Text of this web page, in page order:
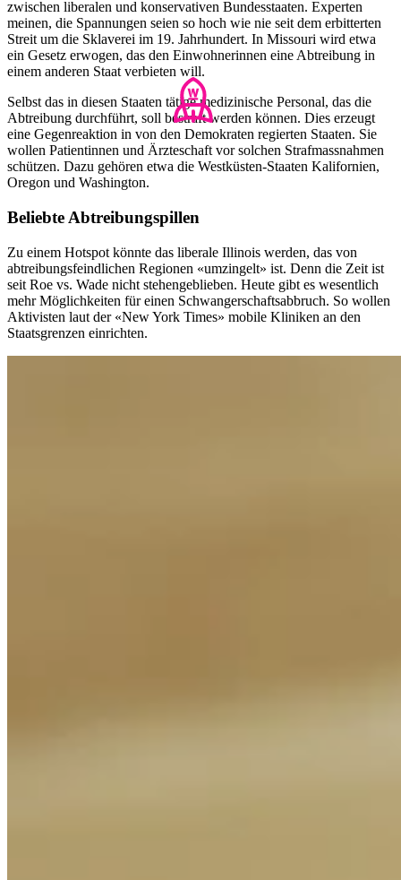
zwischen liberalen und konservativen Bundesstaaten. Experten
meinen, die Spannungen seien so hoch wie nie seit dem erbitterten
Streit um die Sklaverei im 19. Jahrhundert. In Missouri wird etwa
ein Gesetz erwogen, das den Einwohnerinnen eine Abtreibung in
einem anderen Staat verbieten will.
Selbst das in diesen Staaten tätige medizinische Personal, das die
Abtreibung durchführt, soll bestraft werden können. Dies erzeugt
eine Gegenreaktion in von den Demokraten regierten Staaten. Sie
wollen Patientinnen und Ärzteschaft vor solchen Strafmassnahmen
schützen. Dazu gehören etwa die Westküsten-Staaten Kalifornien,
Oregon und Washington.
Beliebte Abtreibungspillen
Zu einem Hotspot könnte das liberale Illinois werden, das von
abtreibungsfeindlichen Regionen «umzingelt» ist. Denn die Zeit ist
seit Roe vs. Wade nicht stehengeblieben. Heute gibt es wesentlich
mehr Möglichkeiten für einen Schwangerschaftsabbruch. So wollen
Aktivisten laut der «New York Times» mobile Kliniken an den
Staatsgrenzen einrichten.